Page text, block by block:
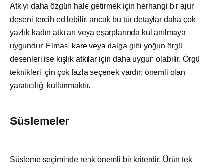
Atkıyı daha özgün hale getirmek için herhangi bir ajur
deseni tercih edilebilir, ancak bu tür detaylar daha çok
yazlık kadın atkıları veya eşarplarında kullanılmaya
uygundur. Elmas, kare veya dalga gibi yoğun örgü
desenleri ise kışlık atkılar için daha uygun olabilir. Örgü
teknikleri için çok fazla seçenek vardır; önemli olan
yaratıcılığı kullanmaktır.
Süslemeler
Süsleme seçiminde renk önemli bir kriterdir. Ürün tek